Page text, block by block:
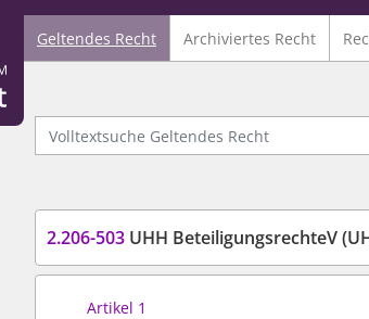
Kirchenrecht
Geltendes Recht Archiviertes Recht
Volltextsuche Geltendes Recht
2.206-503 UHH BeteiligungsrechteV
Artikel 1